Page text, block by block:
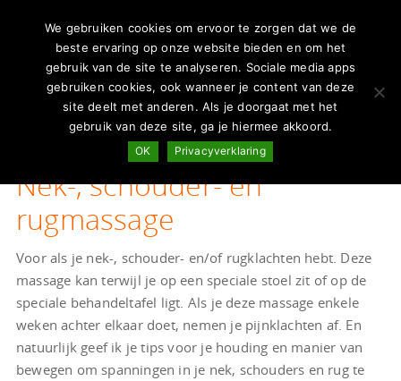
Nek-, schouder- en
rugmassage
Voor als je nek-, schouder- en/of rugklachten hebt. Deze
massage kan terwijl je op een speciale stoel zit of op de
speciale behandeltafel ligt. Als je deze massage enkele
weken achter elkaar doet, nemen je pijnklachten af. En
natuurlijk geef ik je tips voor je houding en manier van
bewegen om spanningen in je nek, schouders en rug te
We gebruiken cookies om ervoor te zorgen dat we de
beste ervaring op onze website bieden en om het
gebruik van de site te analyseren. Sociale media apps
gebruiken cookies, ook wanneer je content van deze
site deelt met anderen. Als je doorgaat met het
gebruik van deze site, ga je hiermee akkoord.
OK Privacyverklaring